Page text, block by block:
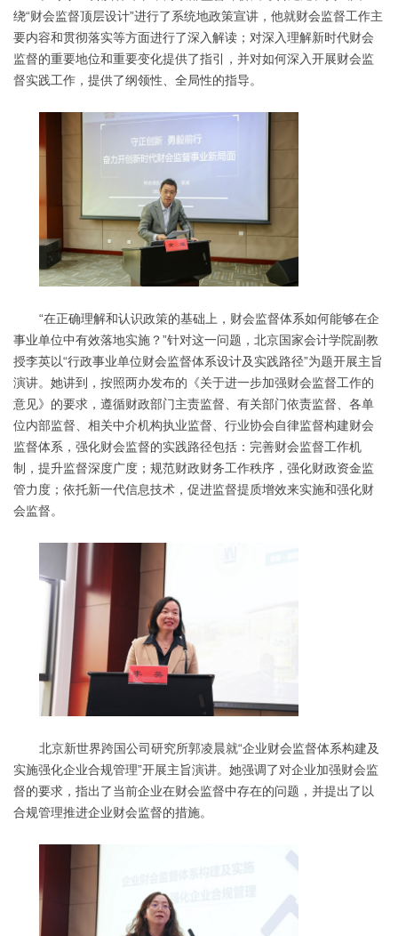
绕“财会监督顶层设计”进行了系统地政策宣讲，他就财会监督工作主
要内容和贯彻落实等方面进行了深入解读；对深入理解新时代财会
监督的重要地位和重要变化提供了指引，并对如何深入开展财会监
督实践工作，提供了纲领性、全局性的指导。
“在正确理解和认识政策的基础上，财会监督体系如何能够在企
事业单位中有效落地实施？”针对这一问题，北京国家会计学院副教
授李英以“行政事业单位财会监督体系设计及实践路径”为题开展主旨
演讲。她讲到，按照两办发布的《关于进一步加强财会监督工作的
意见》的要求，遵循财政部门主责监督、有关部门依责监督、各单
位内部监督、相关中介机构执业监督、行业协会自律监督构建财会
监督体系，强化财会监督的实践路径包括：完善财会监督工作机
制，提升监督深度广度；规范财政财务工作秩序，强化财政资金监
管力度；依托新一代信息技术，促进监督提质增效来实施和强化财
会监督。
北京新世界跨国公司研究所郭凌晨就“企业财会监督体系构建及
实施强化企业合规管理”开展主旨演讲。她强调了对企业加强财会监
督的要求，指出了当前企业在财会监督中存在的问题，并提出了以
合规管理推进企业财会监督的措施。